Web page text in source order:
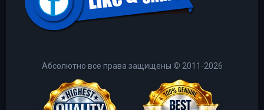
Абсолютно все права защищены © 2011-2026